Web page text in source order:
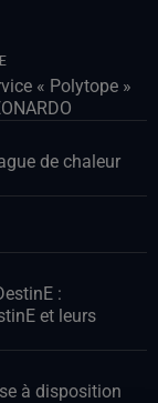
« Polytope »
de chaleur
:
et leurs
à disposition